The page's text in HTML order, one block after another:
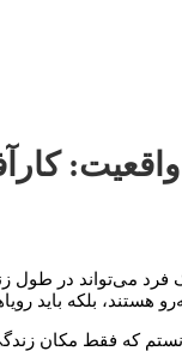
می‌تواند در طول
هستند، بلکه باید
که فقط مکان